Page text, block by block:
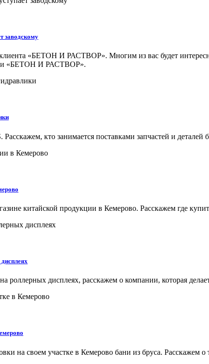
заводскому
«БЕТОН И РАСТВОР». Многим из вас будет
«БЕТОН И РАСТВОР».
кто занимается поставками запчастей и деталей
китайской продукции в Кемерово. Расскажем где
роллерных дисплеях, расскажем о компании, которая
на своем участке в Кемерово бани из бруса. Расскажем